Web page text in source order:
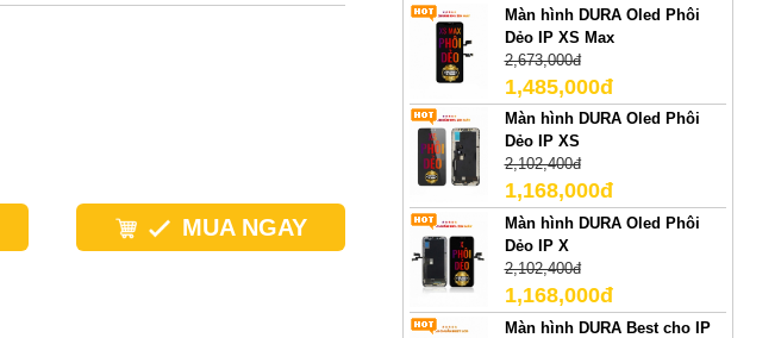
MUA NGAY
Màn hình DURA Oled Phôi
Dẻo IP XS Max
2,673,000đ
1,485,000đ
Màn hình DURA Oled Phôi
Dẻo IP XS
2,102,400đ
1,168,000đ
Màn hình DURA Oled Phôi
Dẻo IP X
2,102,400đ
1,168,000đ
Màn hình DURA Best cho IP